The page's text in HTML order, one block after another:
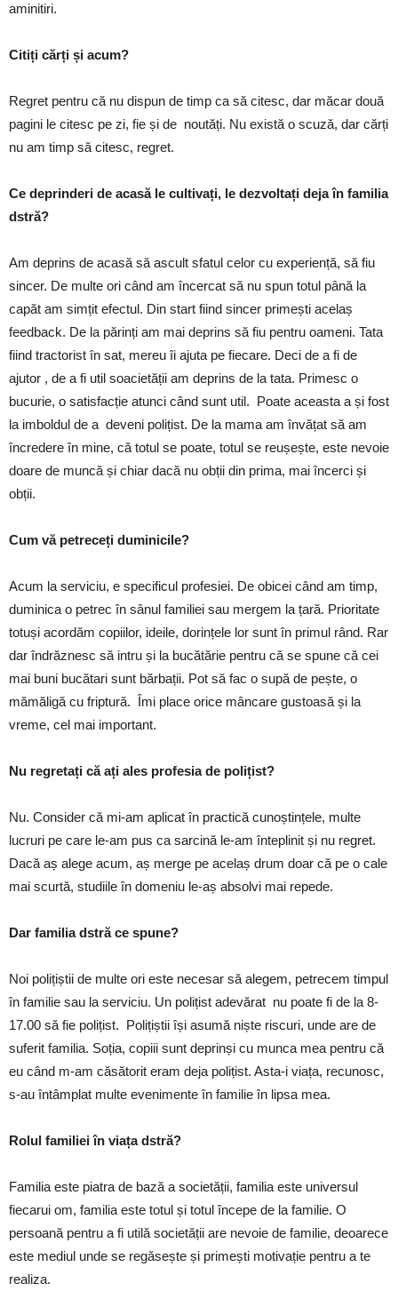
aminitiri.
Citiți cărți și acum?
Regret pentru că nu dispun de timp ca să citesc, dar măcar două
pagini le citesc pe zi, fie și de noutăți. Nu există o scuză, dar cărți
nu am timp să citesc, regret.
Ce deprinderi de acasă le cultivați, le dezvoltați deja în familia
dstră?
Am deprins de acasă să ascult sfatul celor cu experiență, să fiu
sincer. De multe ori când am încercat să nu spun totul până la
capăt am simțit efectul. Din start fiind sincer primești acelaș
feedback. De la părinți am mai deprins să fiu pentru oameni. Tata
fiind tractorist în sat, mereu îi ajuta pe fiecare. Deci de a fi de
ajutor , de a fi util soacietății am deprins de la tata. Primesc o
bucurie, o satisfacție atunci când sunt util. Poate aceasta a și fost
la imboldul de a deveni polițist. De la mama am învățat să am
încredere în mine, că totul se poate, totul se reușește, este nevoie
doare de muncă și chiar dacă nu obții din prima, mai încerci și
obții.
Cum vă petreceți duminicile?
Acum la serviciu, e specificul profesiei. De obicei când am timp,
duminica o petrec în sânul familiei sau mergem la țară. Prioritate
totuși acordăm copiilor, ideile, dorințele lor sunt în primul rând. Rar
dar îndrăznesc să intru și la bucătărie pentru că se spune că cei
mai buni bucătari sunt bărbații. Pot să fac o supă de pește, o
mămăligă cu friptură. Îmi place orice mâncare gustoasă și la
vreme, cel mai important.
Nu regretați că ați ales profesia de polițist?
Nu. Consider că mi-am aplicat în practică cunoștințele, multe
lucruri pe care le-am pus ca sarcină le-am înteplinit și nu regret.
Dacă aș alege acum, aș merge pe acelaș drum doar că pe o cale
mai scurtă, studiile în domeniu le-aș absolvi mai repede.
Dar familia dstră ce spune?
Noi polițiștii de multe ori este necesar să alegem, petrecem timpul
în familie sau la serviciu. Un polițist adevărat nu poate fi de la 8-
17.00 să fie polițist. Polițiștii își asumă niște riscuri, unde are de
suferit familia. Soția, copiii sunt deprinși cu munca mea pentru că
eu când m-am căsătorit eram deja polițist. Asta-i viața, recunosc,
s-au întâmplat multe evenimente în familie în lipsa mea.
Rolul familiei în viața dstră?
Familia este piatra de bază a societății, familia este universul
fiecarui om, familia este totul și totul începe de la familie. O
persoană pentru a fi utilă societății are nevoie de familie, deoarece
este mediul unde se regăsește și primești motivație pentru a te
realiza.